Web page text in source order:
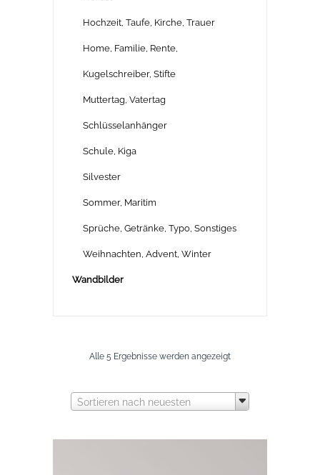
Hochzeit, Taufe, Kirche, Trauer
Home, Familie, Rente,
Kugelschreiber, Stifte
Muttertag, Vatertag
Schlüsselanhänger
Schule, Kiga
Silvester
Sommer, Maritim
Sprüche, Getränke, Typo, Sonstiges
Weihnachten, Advent, Winter
Wandbilder
Alle 5 Ergebnisse werden angezeigtNach
sortiert
Sortieren nach neuesten